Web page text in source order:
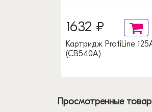
1632 ₽
Картридж ProfiLine
(CB540A)
Просмотренные